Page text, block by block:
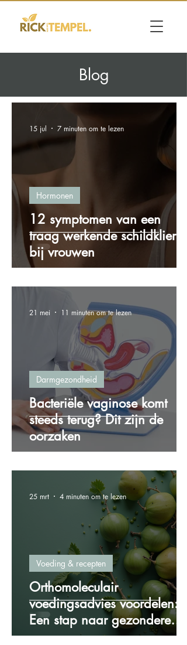
Blog
12 symptomen van een
traag werkende schildklier
bij vrouwen
Hormonen
15 jul 7 minuten om te lezen
Bacteriële vaginose komt
steeds terug? Dit zijn de
oorzaken
Darmgezondheid
21 mei 11 minuten om te lezen
Orthomoleculair
voedingsadvies voordelen:
Een stap naar gezondere
voeding
Voeding & recepten
25 mrt 4 minuten om te lezen